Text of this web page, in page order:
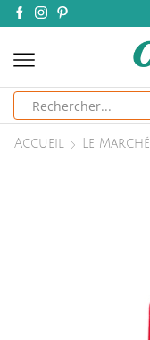
Accueil Le Marché